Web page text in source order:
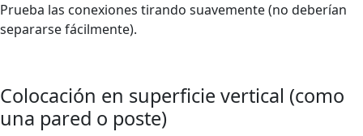
Prueba las conexiones tirando suavemente (no deberían
separarse fácilmente).
Colocación en superficie vertical (como
una pared o poste)